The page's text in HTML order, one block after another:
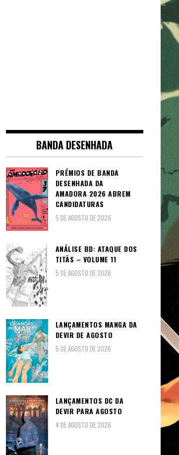
BANDA DESENHADA
PRÉMIOS DE BANDA
DESENHADA DA
AMADORA 2026 ABREM
CANDIDATURAS
5 DE AGOSTO DE 2026
ANÁLISE BD: ATAQUE DOS
TITÃS – VOLUME 11
5 DE AGOSTO DE 2026
LANÇAMENTOS MANGA DA
DEVIR DE AGOSTO
5 DE AGOSTO DE 2026
LANÇAMENTOS DC DA
DEVIR PARA AGOSTO
4 DE AGOSTO DE 2026